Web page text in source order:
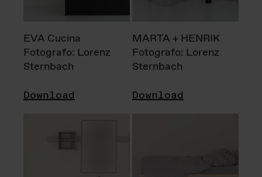
EVA Cucina
Fotografo: Lorenz
Sternbach
Download
MARTA + HENRIK
Fotografo: Lorenz
Sternbach
Download